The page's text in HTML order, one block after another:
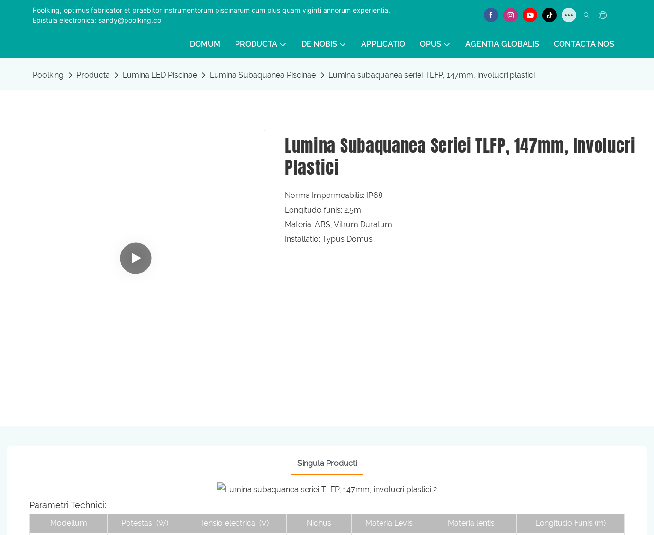
Poolking, optimus fabricator et praebitor instrumentorum piscinarum cum plus quam viginti annorum experientia.
Epistula electronica: sandy@poolking.co
DOMUM PRODUCTA DE NOBIS APPLICATIO OPUS AGENTIA GLOBALIS CONTACTA NOS
Poolking Producta Lumina LED Piscinae Lumina Subaquanea Piscinae Lumina subaquanea seriei TLFP, 147mm, involucri plastici
Lumina Subaquanea Seriei TLFP, 147mm, Involucri
Plastici
Norma Impermeabilis: IP68
Longitudo funis: 2.5m
Materia: ABS, Vitrum Duratum
Installatio: Typus Domus
Singula Producti
Parametri Technici:
Modellum Potestas (W) Tensio electrica (V) Nichus Materia Levis Materia lentis Longitudo Funis (m)